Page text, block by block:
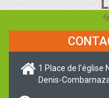
1 Place de l'église
Denis-